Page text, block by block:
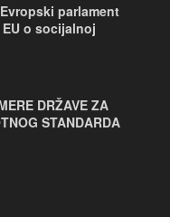
parlament
o socijalnoj
DRŽAVE ZA
STANDARDA